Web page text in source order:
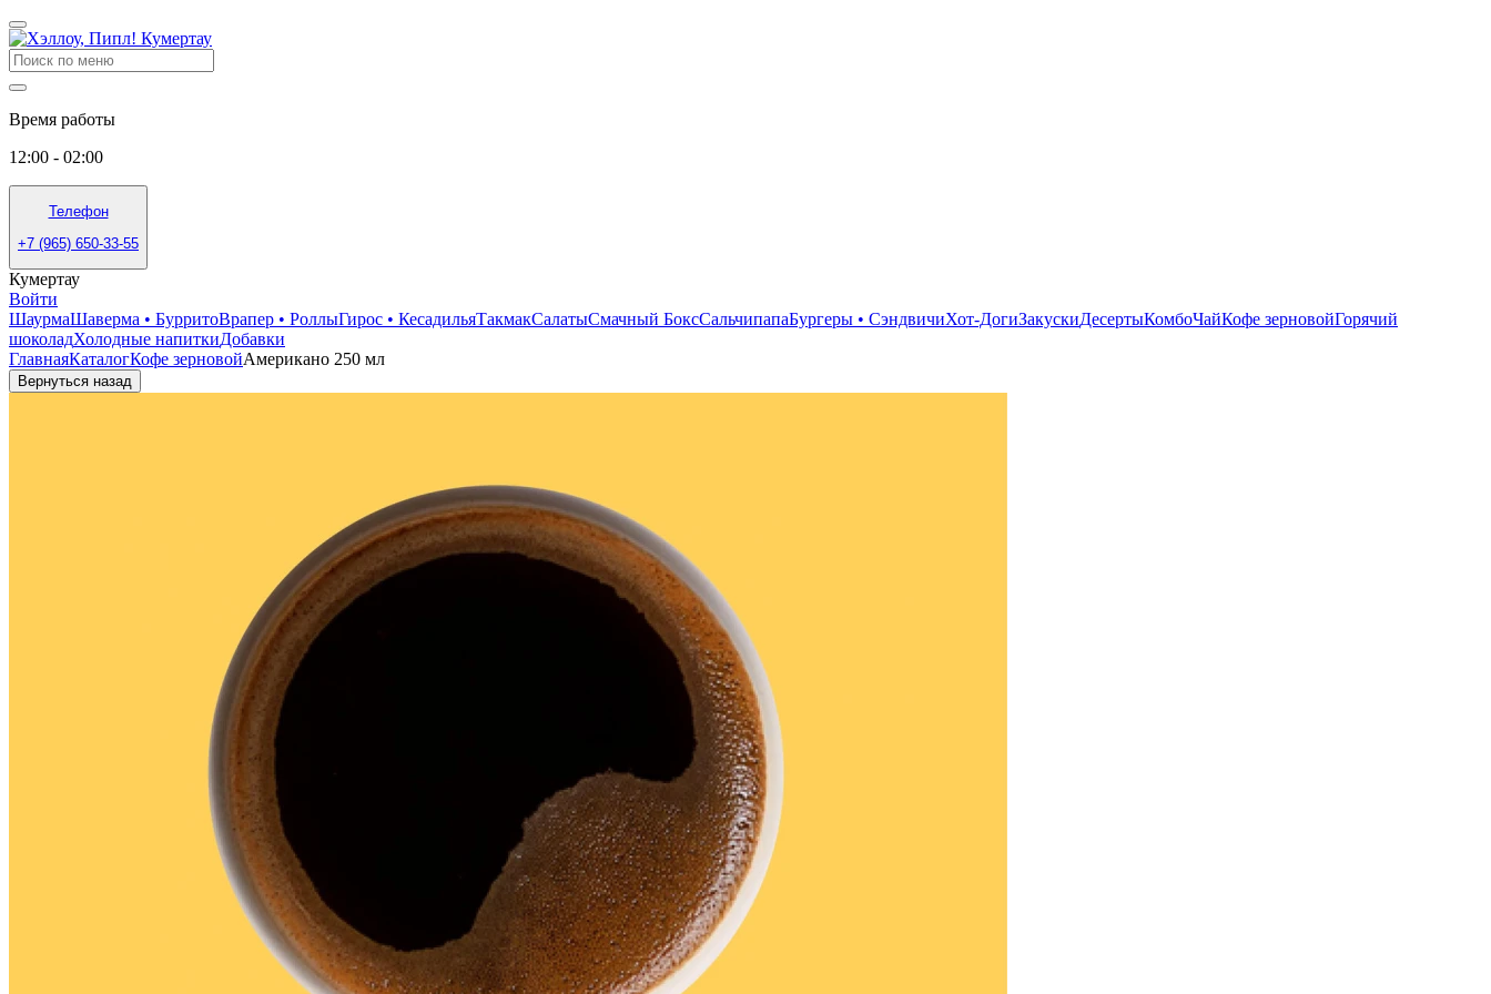
Время работы
12:00 - 02:00
Телефон
+7 (965) 650-33-55
Кумертау
Войти
ШаурмаШаверма • БурритоВрапер • РоллыГирос • КесадильяТакмакСалатыСмачный БоксСальчипапаБургеры • СэндвичиХот-ДогиЗакускиДесертыКомбоЧайКофе зерновойГорячий
шоколадХолодные напиткиДобавки
ГлавнаяКаталогКофе зерновойАмерикано 250 мл
Вернуться назад